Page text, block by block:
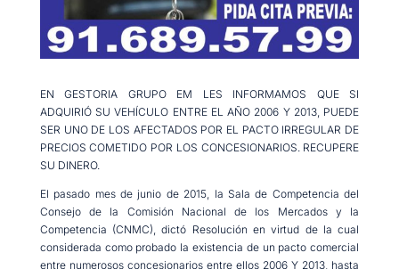
EN GESTORIA GRUPO EM LES INFORMAMOS QUE SI
ADQUIRIÓ SU VEHÍCULO ENTRE EL AÑO 2006 Y 2013, PUEDE
SER UNO DE LOS AFECTADOS POR EL PACTO IRREGULAR DE
PRECIOS COMETIDO POR LOS CONCESIONARIOS. RECUPERE
SU DINERO.
El pasado mes de junio de 2015, la Sala de Competencia del
Consejo de la Comisión Nacional de los Mercados y la
Competencia (CNMC), dictó Resolución en virtud de la cual
considerada como probado la existencia de un pacto comercial
entre numerosos concesionarios entre ellos 2006 Y 2013, hasta